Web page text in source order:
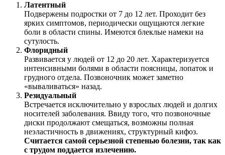
Латентный
Подвержены подростки от 7 до 12 лет. Проходит без
ярких симптомов, периодически ощущаются легкие
боли в области спины. Имеются блеклые намеки на
сутулость.
Флоридный
Развивается у людей от 12 до 20 лет. Характеризуется
интенсивными болями в области поясницы, лопаток и
грудного отдела. Позвоночник может заметно
«вываливаться» назад.
Резидуальный
Встречается исключительно у взрослых людей и долгих
носителей заболевания. Ввиду того, что позвоночные
диски продолжают смещаться, возможны полная
неэластичность в движениях, структурный кифоз.
Считается самой серьезной степенью болезни, так как
с трудом поддается излечению.